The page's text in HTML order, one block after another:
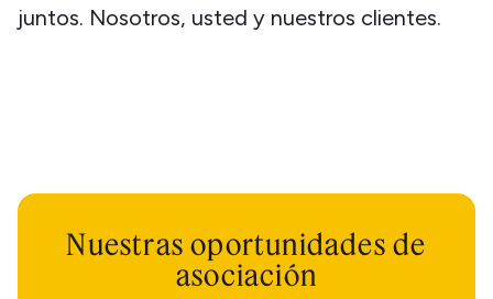
juntos. Nosotros, usted y nuestros clientes.
Nuestras oportunidades de
asociación